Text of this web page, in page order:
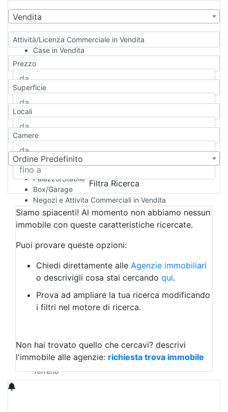
Vendita
Attività/Licenza Commerciale in Vendita
Case in Vendita
Qualsiasi
Appartamento
Casa indipendente
Casa Semi-indipendente
Attico/Mansarda
Rustico/Casale
Camera d'Albergo
Multiproprietà
Palazzo/Stabile
Box/Garage
Negozi e Attivita Commerciali in Vendita
Qualsiasi
Attività/Licenza Commerciale
Azienda Agricola
Bar/Ristorante
Albergo
Laboratorio Artigianale
Negozio/locale commerciale
Agriturismo
Magazzini
Qualsiasi
Terreno edificabile
Terreno
Prezzo
Superficie
Locali
Camere
Ordine Predefinito
Filtra Ricerca
Siamo spiacenti! Al momento non abbiamo nessun
immobile con queste caratteristiche ricercate.
Puoi provare queste opzioni:
Chiedi direttamente alle Agenzie immobiliari
o descrivigli cosa stai cercando qui.
Prova ad ampliare la tua ricerca modificando
i filtri nel motore di ricerca.
Non hai trovato quello che cercavi? descrivi
l'immobile alle agenzie: richiesta trova immobile